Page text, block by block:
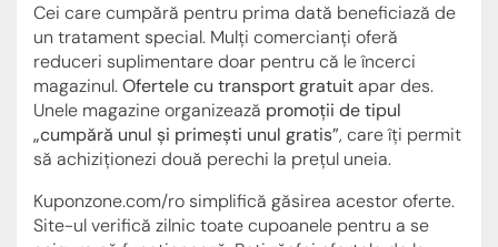
Cei care cumpără pentru prima dată beneficiază de
un tratament special. Mulți comercianți oferă
reduceri suplimentare doar pentru că le încerci
magazinul.Ofertele cu transport gratuitapar des.
Unele magazine organizează promoții de tipul
„cumpără unul și primești unul gratis”, care îți permit
să achiziționezi două perechi la prețul uneia.
Kuponzone.com/ro simplifică găsirea acestor oferte.
Site-ul verifică zilnic toate cupoanele pentru a se